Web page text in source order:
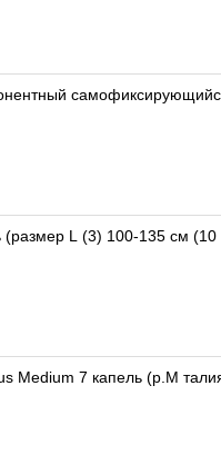
(размер L (3) 100-135 см
Medium 7 капель (р.M